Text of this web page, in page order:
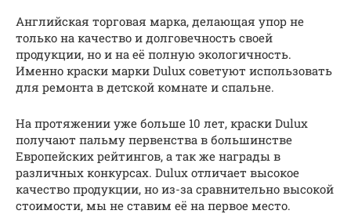
Английская торговая марка, делающая упор не
только на качество и долговечность своей
продукции, но и на её полную экологичность.
Именно краски марки Dulux советуют использовать
для ремонта в детской комнате и спальне.
На протяжении уже больше 10 лет, краски Dulux
получают пальму первенства в большинстве
Европейских рейтингов, а так же награды в
различных конкурсах. Dulux отличает высокое
качество продукции, но из-за сравнительно высокой
стоимости, мы не ставим её на первое место.